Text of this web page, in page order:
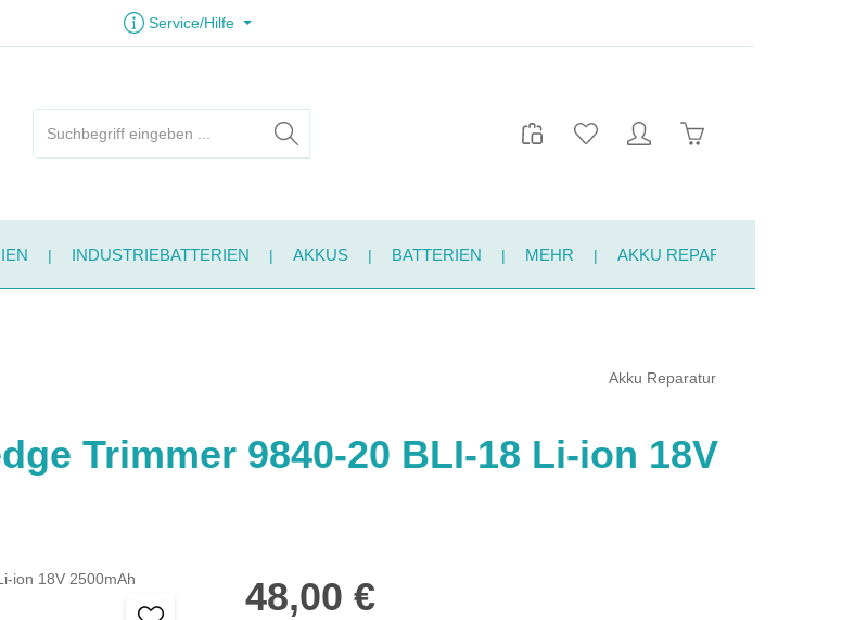
Service/Hilfe
INDUSTRIEBATTERIEN AKKUS BATTERIEN MEHR AKKU REPARATUR
Akku Reparatur
Trimmer 9840-20 BLI-18 Li-ion 18V
48,00 €